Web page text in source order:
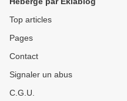
Top articles
Pages
Contact
Signaler un abus
C.G.U.